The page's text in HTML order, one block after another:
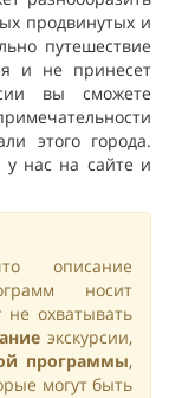
продвинутых и
путешествие
и не принесет
вы сможете
этого города.
у нас на сайте и
описание
носит
охватывать
экскурсии,
программы,
могут быть